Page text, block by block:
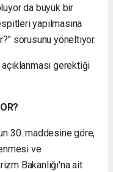
da büyük bir
yapılmasına
sorusunu yöneltiyor.
açıklanması gerektiği
30. maddesine göre,
ve
Bakanlığı'na ait